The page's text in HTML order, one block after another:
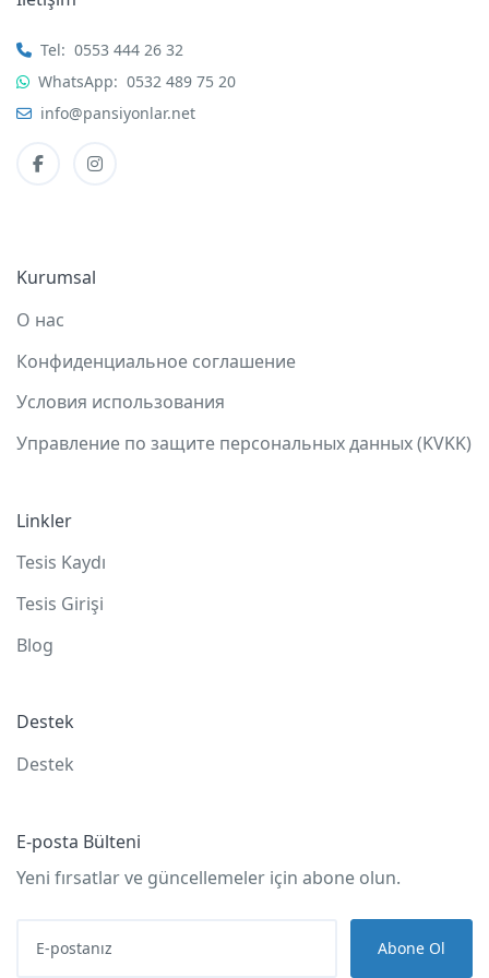
Tel: 0553 444 26 32
WhatsApp: 0532 489 75 20
info@pansiyonlar.net
Kurumsal
О нас
Конфиденциальное соглашение
Условия использования
Управление по защите персональных данных (KVKK)
Linkler
Tesis Kaydı
Tesis Girişi
Blog
Destek
Destek
E-posta Bülteni
Yeni fırsatlar ve güncellemeler için abone olun.
Abone Ol